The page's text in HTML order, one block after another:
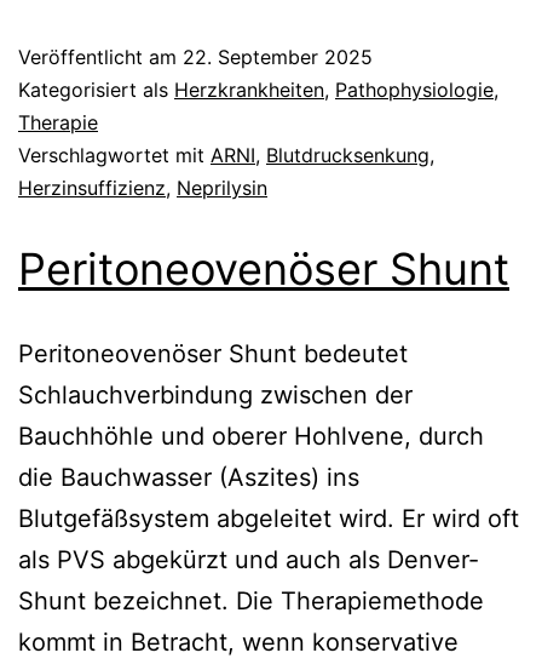
Veröffentlicht am 22. September 2025
Kategorisiert als Herzkrankheiten, Pathophysiologie,
Therapie
Verschlagwortet mit ARNI, Blutdrucksenkung,
Herzinsuffizienz, Neprilysin
Peritoneovenöser Shunt
Peritoneovenöser Shunt bedeutet
Schlauchverbindung zwischen der
Bauchhöhle und oberer Hohlvene, durch
die Bauchwasser (Aszites) ins
Blutgefäßsystem abgeleitet wird. Er wird oft
als PVS abgekürzt und auch als Denver-
Shunt bezeichnet. Die Therapiemethode
kommt in Betracht, wenn konservative